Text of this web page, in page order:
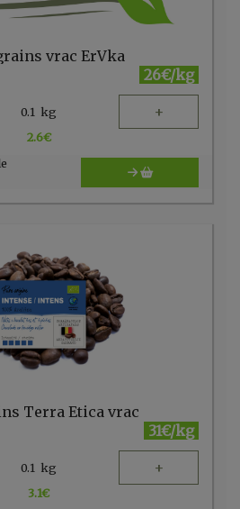
vrac ErVka
26€/kg
0.1 kg +
2.6€
Terra Etica vrac
31€/kg
0.1 kg +
3.1€